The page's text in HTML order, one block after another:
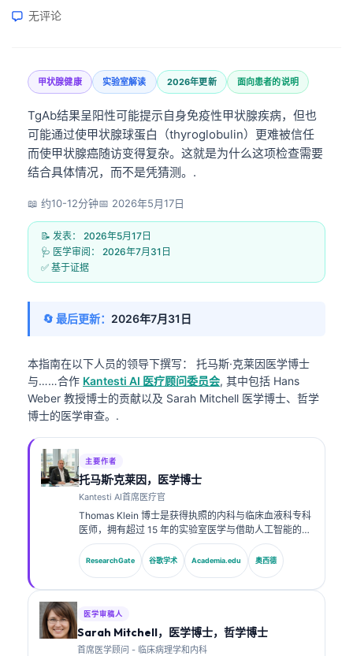
无评论
甲状腺健康 实验室解读 2026年更新 面向患者的说明
TgAb结果呈阳性可能提示自身免疫性甲状腺疾病，但也
可能通过使甲状腺球蛋白（thyroglobulin）更难被信任
而使甲状腺癌随访变得复杂。这就是为什么这项检查需要
结合具体情况，而不是凭猜测。.
📖 约10-12分钟📅 2026年5月17日
📝 发表： 2026年5月17日
🩺 医学审阅： 2026年7月31日
✅ 基于证据
🔄 最后更新： 2026年7月31日
本指南在以下人员的领导下撰写： 托马斯·克莱因医学博士
与……合作 Kantesti AI 医疗顾问委员会, 其中包括 Hans
Weber 教授博士的贡献以及 Sarah Mitchell 医学博士、哲学
博士的医学审查。.
主要作者
托马斯·克莱因，医学博士
Kantesti AI首席医疗官
Thomas Klein 博士是获得执照的内科与临床血液科专科
医师，拥有超过 15 年的实验室医学与借助人工智能的临
床分析经验。作为 Kantesti AI 的首席医疗官，他负责对
专有神经网络的医学准确性进行临床监督。Klein 博士在
生物标志物解读以及实验室医学相关的实验室诊断方面
ResearchGate 谷歌学术 Academia.edu 奥西德
医学审稿人
Sarah Mitchell，医学博士，哲学博士
首席医学顾问 - 临床病理学和内科